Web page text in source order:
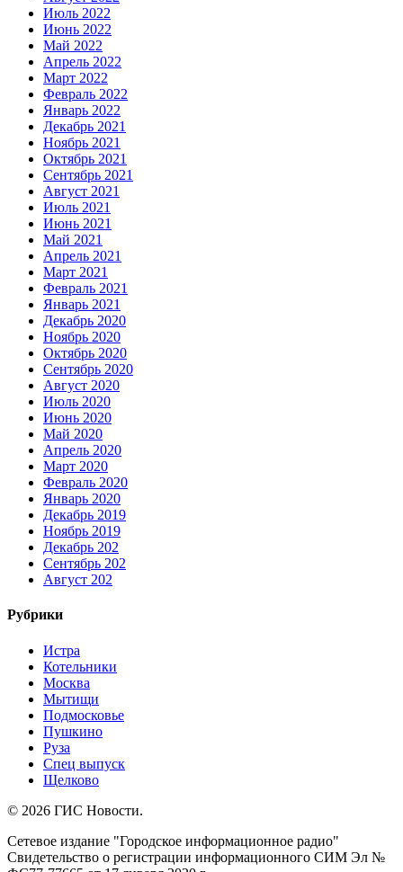
Июль 2022
Июнь 2022
Май 2022
Апрель 2022
Март 2022
Февраль 2022
Январь 2022
Декабрь 2021
Ноябрь 2021
Октябрь 2021
Сентябрь 2021
Август 2021
Июль 2021
Июнь 2021
Май 2021
Апрель 2021
Март 2021
Февраль 2021
Январь 2021
Декабрь 2020
Ноябрь 2020
Октябрь 2020
Сентябрь 2020
Август 2020
Июль 2020
Июнь 2020
Май 2020
Апрель 2020
Март 2020
Февраль 2020
Январь 2020
Декабрь 2019
Ноябрь 2019
Декабрь 202
Сентябрь 202
Август 202
Рубрики
Истра
Котельники
Москва
Мытищи
Подмосковье
Пушкино
Руза
Спец выпуск
Щелково
© 2026 ГИС Новости.
Сетевое издание "Городское информационное радио"
Свидетельство о регистрации информационного СИМ Эл №